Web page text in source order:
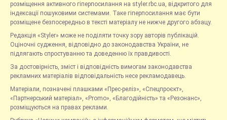
розміщення активного гіперпосилання на styler.rbc.ua, відкритого для
індексації пошуковими системами. Таке гіперпосилання має бути
розміщене безпосередньо в тексті матеріалу не нижче другого абзацу.
Редакція «Styler» може не поділяти точку зору авторів публікацій.
Оціночні судження, відповідно до законодавства України, не
підлягають спростуванню та доведенню їх правдивості.
За достовірність, зміст і відповідність вимогам законодавства
рекламних матеріалів відповідальність несе рекламодавець.
Матеріали, позначені плашками «Прес-реліз», «Спецпроєкт»,
«Партнерський матеріал», «Promo», «Благодійність» та «Резонанс»,
розміщуються на правах реклами.